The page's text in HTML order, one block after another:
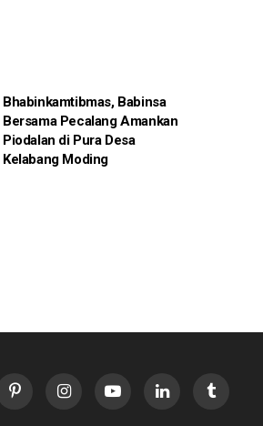
Bhabinkamtibmas, Babinsa
Bersama Pecalang Amankan
Piodalan di Pura Desa
Kelabang Moding